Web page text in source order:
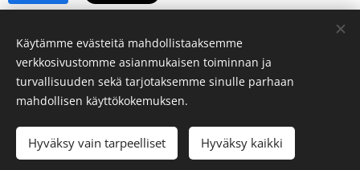
© 2024 SULAPIA *TIETOSUOJASELOSTE
LuotuWebnodella Evästeet
Käytämme evästeitä mahdollistaaksemme
verkkosivustomme asianmukaisen toiminnan ja
turvallisuuden sekä tarjotaksemme sinulle parhaan
mahdollisen käyttökokemuksen.
Hyväksy vain tarpeelliset Hyväksy kaikki